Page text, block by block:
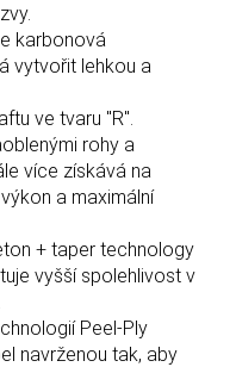
karbonová
vytvořit lehkou a
ve tvaru "R".
rohy a
více získává na
a maximální
+ taper technology
vyšší spolehlivost v
Peel-Ply
navrženou tak, aby